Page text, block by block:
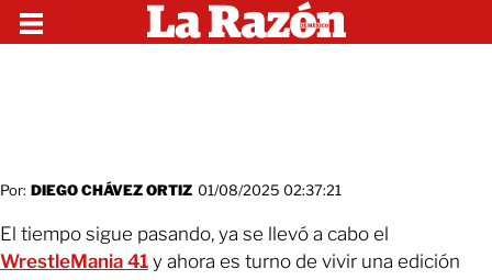
Por: DIEGO CHÁVEZ ORTIZ 01/08/2025 02:37:21
El tiempo sigue pasando, ya se llevó a cabo el
WrestleMania 41 y ahora es turno de vivir una edición